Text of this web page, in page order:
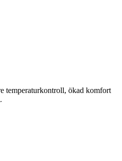
temperaturkontroll, ökad komfort